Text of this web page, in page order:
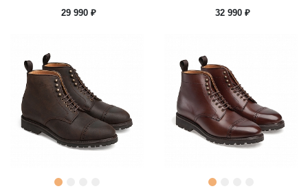
29 990 ₽ 32 990 ₽